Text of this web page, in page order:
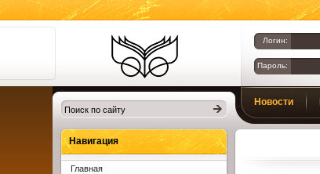
Библиотеки
Клина. Клинская
ЦБС.
Логин:
Пароль:
Новости
Навигация
Главная